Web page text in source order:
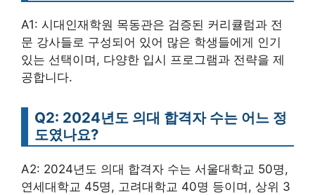
A1: 시대인재학원 목동관은 검증된 커리큘럼과 전
문 강사들로 구성되어 있어 많은 학생들에게 인기
있는 선택이며, 다양한 입시 프로그램과 전략을 제
공합니다.
Q2: 2024년도 의대 합격자 수는 어느 정
도였나요?
A2: 2024년도 의대 합격자 수는 서울대학교 50명,
연세대학교 45명, 고려대학교 40명 등이며, 상위 3